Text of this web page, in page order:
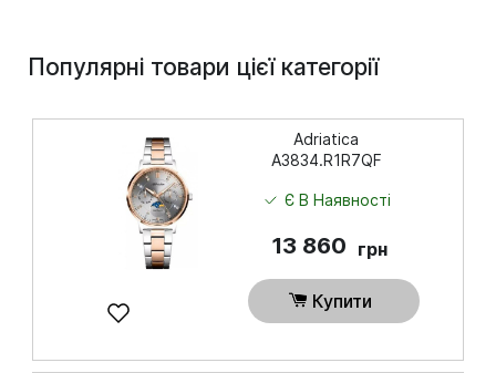
Популярні товари цієї категорії
Adriatica
A3834.R1R7QF
Є В Наявності
13 860 грн
Купити